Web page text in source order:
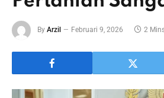
By Arzil Februari 9, 2026 2